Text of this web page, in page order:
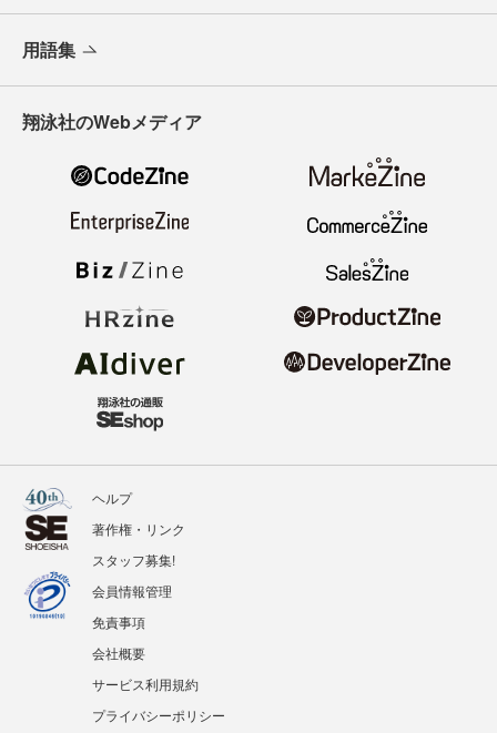
用語集
翔泳社のWebメディア
ヘルプ
著作権・リンク
スタッフ募集!
会員情報管理
免責事項
会社概要
サービス利用規約
プライバシーポリシー